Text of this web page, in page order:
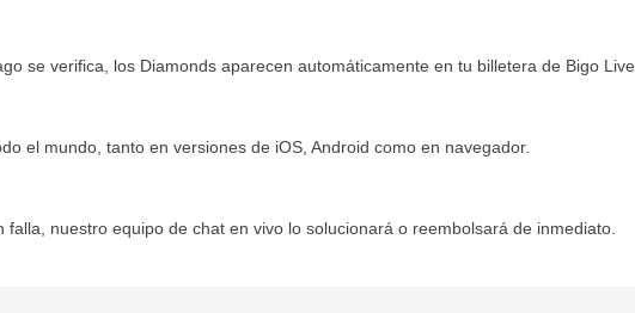
se verifica, los Diamonds aparecen automáticamente en tu billetera de Bigo Live.
el mundo, tanto en versiones de iOS, Android como en navegador.
nuestro equipo de chat en vivo lo solucionará o reembolsará de inmediato.